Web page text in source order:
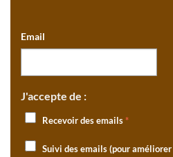
Email
J'accepte de :
Recevoir des emails*
Suivi des emails (pour